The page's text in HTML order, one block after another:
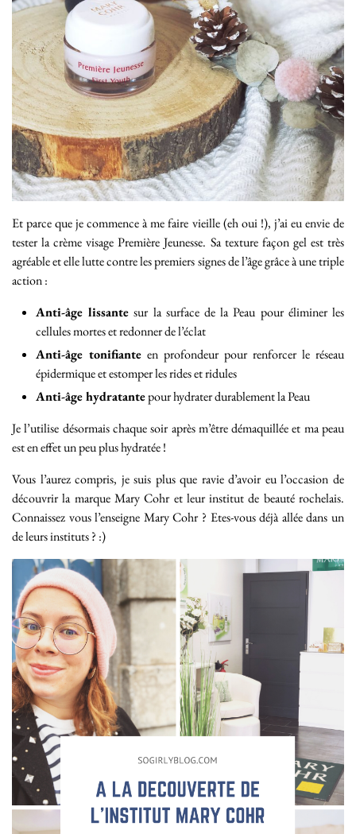
Et parce que je commence à me faire vieille (eh oui !), j’ai eu envie de
tester la crème visage Première Jeunesse. Sa texture façon gel est très
agréable et elle lutte contre les premiers signes de l’âge grâce à une triple
action :
Anti-âge lissante sur la surface de la Peau pour éliminer les
cellules mortes et redonner de l’éclat
Anti-âge tonifiante en profondeur pour renforcer le réseau
épidermique et estomper les rides et ridules
Anti-âge hydratantepour hydrater durablement la Peau
Je l’utilise désormais chaque soir après m’être démaquillée et ma peau
est en effet un peu plus hydratée !
Vous l’aurez compris, je suis plus que ravie d’avoir eu l’occasion de
découvrir la marque Mary Cohr et leur institut de beauté rochelais.
Connaissez vous l’enseigne Mary Cohr ? Etes-vous déjà allée dans un
de leurs instituts ? :)